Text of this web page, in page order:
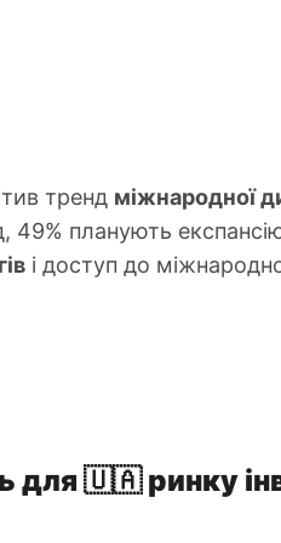
тренд міжнародної
49% планують
і доступ до
для 🇺🇦 ринку